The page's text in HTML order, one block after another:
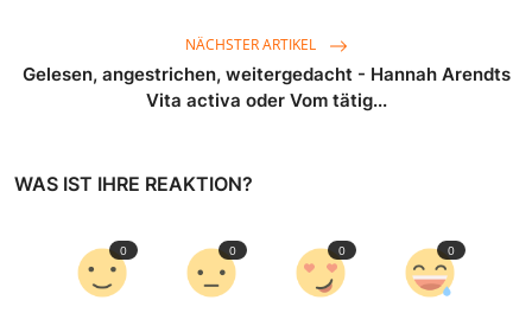
NÄCHSTER ARTIKEL
Gelesen, angestrichen, weitergedacht - Hannah Arendts
Vita activa oder Vom tätig...
WAS IST IHRE REAKTION?
0 0 0 0